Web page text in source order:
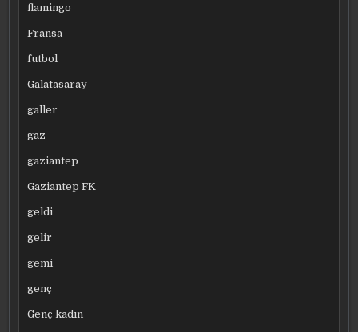
flamingo
Fransa
futbol
Galatasaray
galler
gaz
gaziantep
Gaziantep FK
geldi
gelir
gemi
genç
Genç kadın